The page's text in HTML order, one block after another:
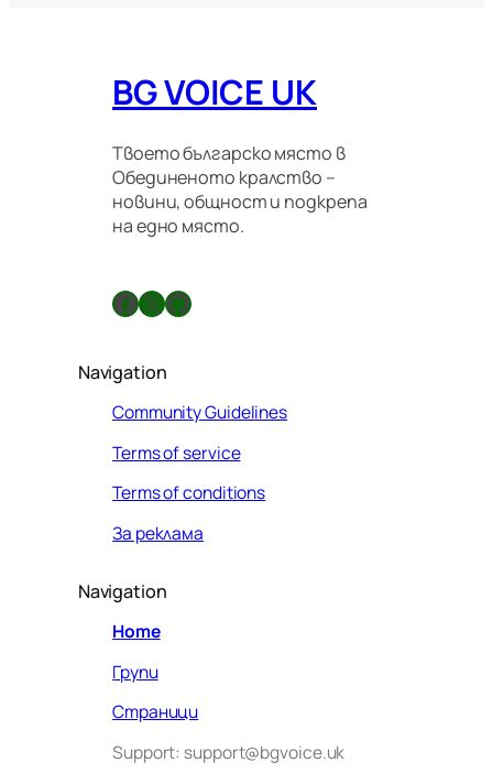
BG VOICE UK
Твоето българско място в
Обединеното кралство –
новини, общност и подкрепа
на едно място.
Facebook X GitHub
Navigation
Community Guidelines
Terms of service
Terms of conditions
За реклама
Navigation
Home
Групи
Страници
Support: support@bgvoice.uk